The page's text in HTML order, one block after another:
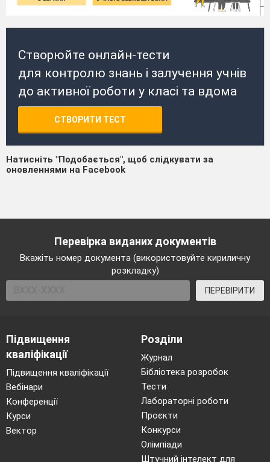
Створюйте онлайн-тести
для контролю знань і залучення учнів
до активної роботи у класі та вдома
СТВОРИТИ ТЕСТ
Натисніть "Подобається", щоб слідкувати за
оновленнями на Facebook
Перевірка виданих документів
Вкажіть номер документа (використовуйте кириличну
розкладку)
ПЕРЕВІРИТИ
Підвищення
кваліфікації
Підвищення кваліфікації
Вебінари
Конференції
Курси
Вектор
Розділи
Журнал
Бібліотека розробок
Тести
Лабораторні роботи
Проєкти
Конкурси
Олімпіади
Штучний інтелект для